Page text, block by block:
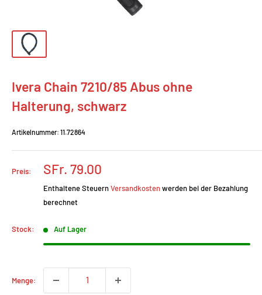
Ivera Chain 7210/85 Abus ohne
Halterung, schwarz
Artikelnummer: 11.72864
Preis:
Prix
SFr. 79.00
Enthaltene SteuernVersandkostenwerden bei der Bezahlung
berechnet
Stock: Auf Lager
Menge: